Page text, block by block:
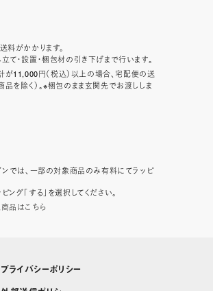
料がかかります。
て・設置・梱包材の引き下げまで行います。
が11,000円（税込）以上の場合、宅配便の送
を除く）。※梱包のまま玄関先でお渡ししま
ンでは、一部の対象商品のみ有料にてラッピ
ング「する」を選択してください。
品はこちら
プライバシーポリシー